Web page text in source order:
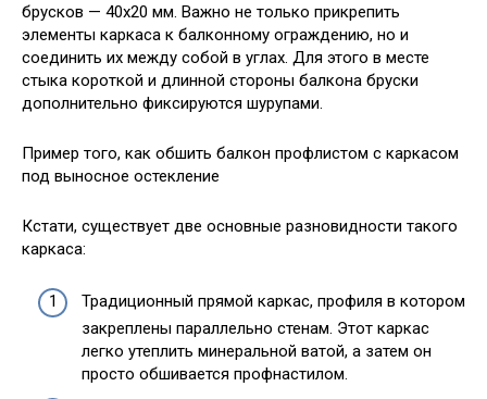
брусков — 40х20 мм. Важно не только прикрепить
элементы каркаса к балконному ограждению, но и
соединить их между собой в углах. Для этого в месте
стыка короткой и длинной стороны балкона бруски
дополнительно фиксируются шурупами.
Пример того, как обшить балкон профлистом с каркасом
под выносное остекление
Кстати, существует две основные разновидности такого
каркаса:
Традиционный прямой каркас, профиля в котором
закреплены параллельно стенам. Этот каркас
легко утеплить минеральной ватой, а затем он
просто обшивается профнастилом.